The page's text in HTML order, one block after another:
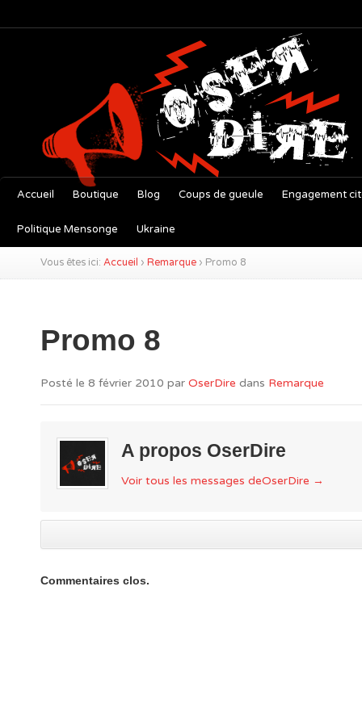
Accueil Boutique Blog Coups de gueule Engagement
Politique Mensonge Ukraine
Vous êtes ici: Accueil › Remarque › Promo 8
Promo 8
Posté le 8 février 2010 par OserDire dans Remarque
A propos OserDire
Voir tous les messages deOserDire →
Commentaires clos.